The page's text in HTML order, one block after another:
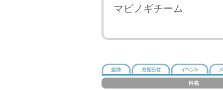
マビノギチーム